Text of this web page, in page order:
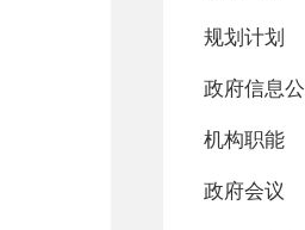
规划计划
政府信息
机构职能
政府会议